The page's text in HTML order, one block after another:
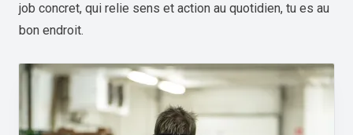
job concret, qui relie sens et action au quotidien, tu es au
bon endroit.